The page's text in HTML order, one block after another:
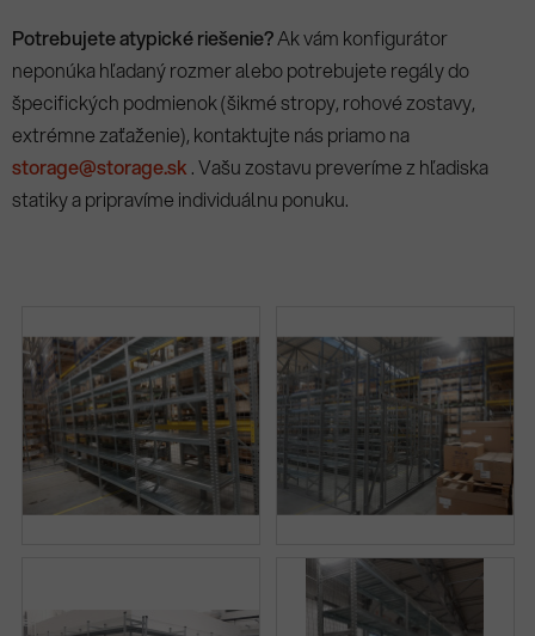
Potrebujete atypické riešenie?Ak vám konfigurátor
neponúka hľadaný rozmer alebo potrebujete regály do
špecifických podmienok (šikmé stropy, rohové zostavy,
extrémne zaťaženie), kontaktujte nás priamo na
storage@storage.sk . Vašu zostavu preveríme z hľadiska
statiky a pripravíme individuálnu ponuku.